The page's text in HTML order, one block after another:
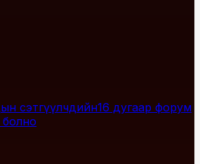
сэтгүүлчдийн16 дугаар форум